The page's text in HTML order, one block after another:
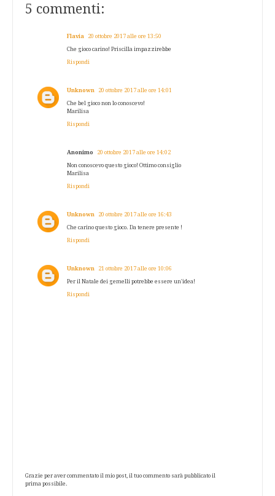
5 commenti:
Flavia 20 ottobre 2017 alle ore 13:50
Che gioco carino! Priscilla impazzirebbe
Rispondi
Unknown 20 ottobre 2017 alle ore 14:01
Che bel gioco non lo conoscevo!
Marilisa
Rispondi
Anonimo 20 ottobre 2017 alle ore 14:02
Non conoscevo questo gioco! Ottimo consiglio
Marilisa
Rispondi
Unknown 20 ottobre 2017 alle ore 16:43
Che carino questo gioco. Da tenere presente !
Rispondi
Unknown 21 ottobre 2017 alle ore 10:06
Per il Natale dei gemelli potrebbe essere un'idea!
Rispondi
Grazie per aver commentato il mio post, il tuo commento sarà pubblicato il
prima possibile.